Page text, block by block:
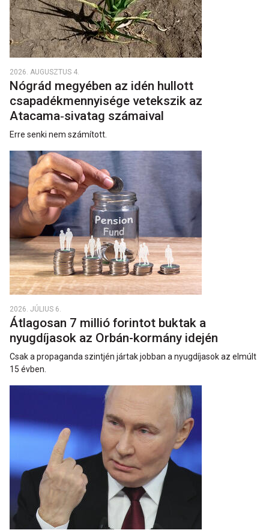
2026. AUGUSZTUS 4.
Nógrád megyében az idén hullott
csapadékmennyisége vetekszik az
Atacama‑sivatag számaival
Erre senki nem számított.
2026. JÚLIUS 6.
Átlagosan 7 millió forintot buktak a
nyugdíjasok az Orbán-kormány idején
Csak a propaganda szintjén jártak jobban a nyugdíjasok az elmúlt
15 évben.